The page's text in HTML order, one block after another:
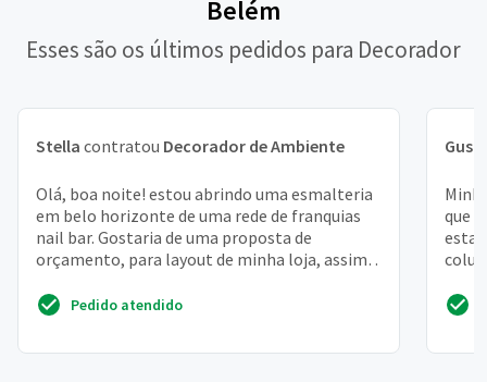
Belém
Esses são os últimos pedidos para Decorador
Stella contratou Decorador de Ambiente
Olá, boa noite! estou abrindo uma esmalteria
em belo horizonte de uma rede de franquias
nail bar. Gostaria de uma proposta de
orçamento, para layout de minha loja, assim
Pedido atendido
que
estar